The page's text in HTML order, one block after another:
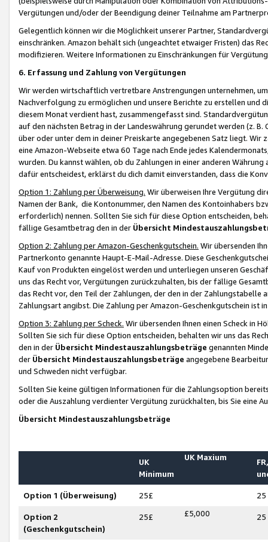
Vergütungen und/oder der Beendigung deiner Teilnahme am
Gelegentlich können wir die Möglichkeit unserer Partner,
einschränken. Amazon behält sich (ungeachtet etwaiger Fristen) das
modifizieren. Weitere Informationen zu Einschränkungen für
6. Erfassung und Zahlung von Vergütungen
Wir werden wirtschaftlich vertretbare Anstrengungen unternehmen,
Nachverfolgung zu ermöglichen und unsere Berichte zu erstellen und
diesem Monat verdient hast, zusammengefasst sind.
auf den nächsten Betrag in der Landeswährung gerundet werden (z.
über oder unter dem in deiner Preiskarte angegebenen Satz liegt.
eine Amazon-Webseite etwa 60 Tage nach Ende jedes
wurden. Du kannst wählen, ob du Zahlungen in einer anderen
dafür entscheidest, erklärst du dich damit einverstanden, dass die
Option 1: Zahlung per Überweisung. Wir überweisen Ihre Vergütung
Namen der Bank, die Kontonummer, den Namen des Kontoinhabers
erforderlich) nennen. Sollten Sie sich für diese Option entscheiden,
fällige Gesamtbetrag den in der Übersicht
Option 2: Zahlung per Amazon-Geschenkgutschein. Wir übersenden
Partnerkonto genannte Haupt-E-Mail-Adresse. Diese
Kauf von Produkten eingelöst werden und unterliegen unseren
uns das Recht vor, Vergütungen zurückzuhalten, bis der fällige
das Recht vor, den Teil der Zahlungen, der den in der
Zahlungsart angibst. Die Zahlung per Amazon-Geschenkgutschein ist
Option 3: Zahlung per Scheck. Wir übersenden Ihnen einen Scheck in
Sollten Sie sich für diese Option entscheiden, behalten wir uns das
den in der Übersicht Mindestauszahlungsbeträge genannten
der Übersicht Mindestauszahlungsbeträge angegebene
und Schweden nicht verfügbar.
Sollten Sie keine gültigen Informationen für die Zahlungsoption
oder die Auszahlung verdienter Vergütung zurückhalten, bis Sie
Übersicht Mindestauszahlungsbeträge
UK
Minimum
UK Maxium
Option 1 (Überweisung) 25£ 25
Option 2
(Geschenkgutschein)
25£ £5,000 25